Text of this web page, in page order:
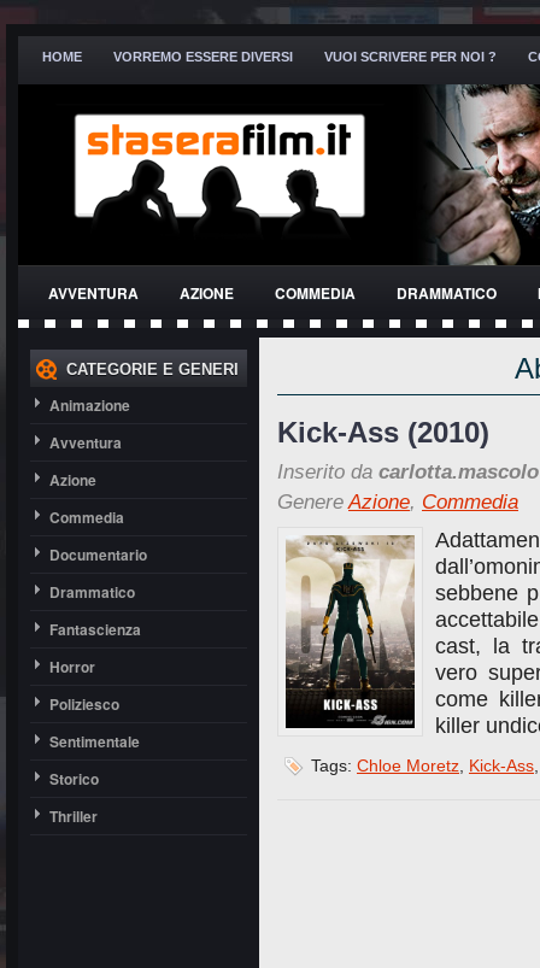
HOME VORREMO ESSERE DIVERSI VUOI SCRIVERE PER NOI ?
AVVENTURA AZIONE COMMEDIA DRAMMATICO
THRILLER
CATEGORIE E GENERI
Animazione
Avventura
Azione
Commedia
Documentario
Drammatico
Fantascienza
Horror
Poliziesco
Sentimentale
Storico
Thriller
Kick-Ass (2010)
Inserito da carlotta.mascolo
GenereAzione, Commedia
sebbene
cast, la
vero
come
killer
Tags: Chloe Moretz Kick-Ass